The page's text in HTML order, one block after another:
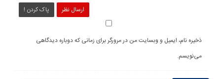
ارسال نظر پاک کردن !
ذخیره نام، ایمیل و وبسایت من در مرورگر برای زمانی که دوباره دیدگاهی
می‌نویسم.